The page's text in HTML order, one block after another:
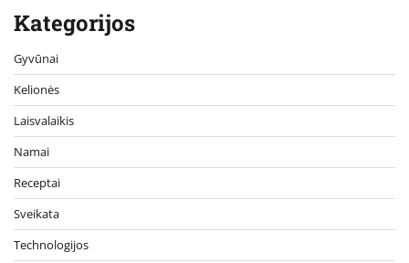
Kategorijos
Gyvūnai
Kelionės
Laisvalaikis
Namai
Receptai
Sveikata
Technologijos